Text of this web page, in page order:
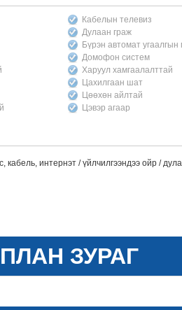
Кабелын телевиз
Дулаан граж
Бүрэн автомат
Домофон систем
Харуул хамгаалалттай
Цахилгаан шат
Цөөхөн айлтай
Цэвэр агаар
кабель, интернэт / үйлчилгээндээ ойр /
ЗУРАГ